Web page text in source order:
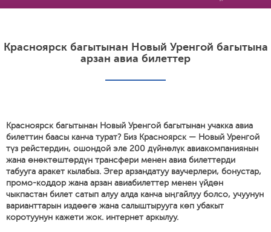
Красноярск багытынан Новый Уренгой багытына
арзан авиа билеттер
Красноярск багытынан Новый Уренгой багытынан учакка авиа
билеттин баасы канча турат? Биз Красноярск — Новый Уренгой
түз рейстердин, ошондой эле 200 дүйнөлүк авиакомпаниянын
жана өнөктөштөрдүн трансфери менен авиа билеттерди
табууга аракет кылабыз. Эгер арзандатуу ваучерлери, бонустар,
промо-коддор жана арзан авиабилеттер менен үйдөн
чыкпастан билет сатып алуу алда канча ыңгайлуу болсо, учуунун
варианттарын издөөгө жана салыштырууга көп убакыт
коротуунун кажети жок. интернет аркылуу.